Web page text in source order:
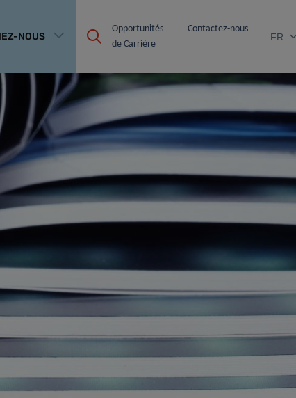
NOUS
Opportunités
de Carrière
Contactez-nous
FR